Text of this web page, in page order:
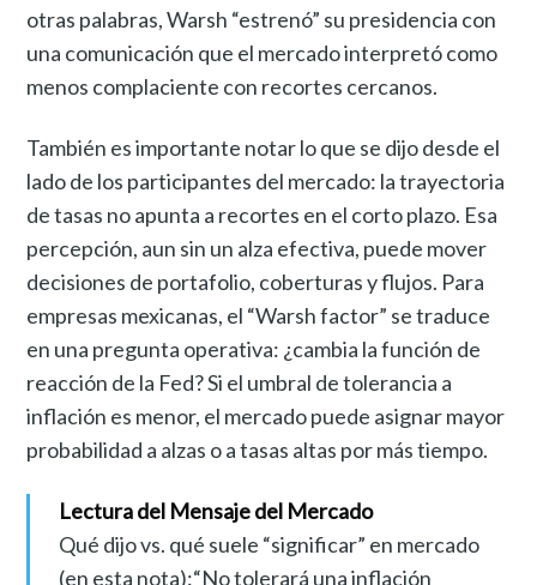
otras palabras, Warsh “estrenó” su presidencia con
una comunicación que el mercado interpretó como
menos complaciente con recortes cercanos.
También es importante notar lo que se dijo desde el
lado de los participantes del mercado: la trayectoria
de tasas no apunta a recortes en el corto plazo. Esa
percepción, aun sin un alza efectiva, puede mover
decisiones de portafolio, coberturas y flujos. Para
empresas mexicanas, el “Warsh factor” se traduce
en una pregunta operativa: ¿cambia la función de
reacción de la Fed? Si el umbral de tolerancia a
inflación es menor, el mercado puede asignar mayor
probabilidad a alzas o a tasas altas por más tiempo.
Lectura del Mensaje del Mercado
Qué dijo vs. qué suele “significar” en mercado
(en esta nota):“No tolerará una inflación